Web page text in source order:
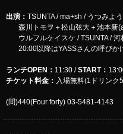
出演： TSUNTA / ma+sh / うつみよ
森川トモヲ＋松山弦大＋池本新
ウルフルケイスケ / TSUNTA / 河
20:00以降はYASSさんの呼びか
ランチOPEN： 11:30 /START：
チケット料金： 入場無料(1ドリンク
(問)440(Four forty) 03-5481-4143